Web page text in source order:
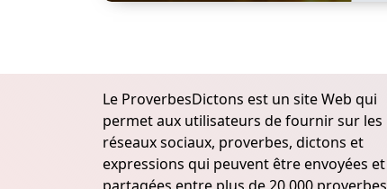
Le ProverbesDictons est un site Web qui
permet aux utilisateurs de fournir sur les
réseaux sociaux, proverbes, dictons et
expressions qui peuvent être envoyées et